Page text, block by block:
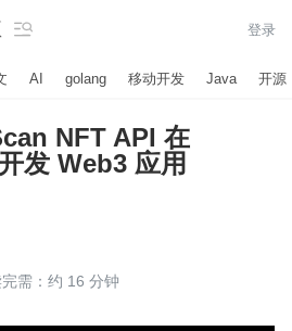
 登录
AI golang 移动开发 Java 开源
NFT API 在
发 Web3 应用
需：约 16 分钟